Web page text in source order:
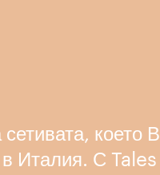
което
в Италия. С